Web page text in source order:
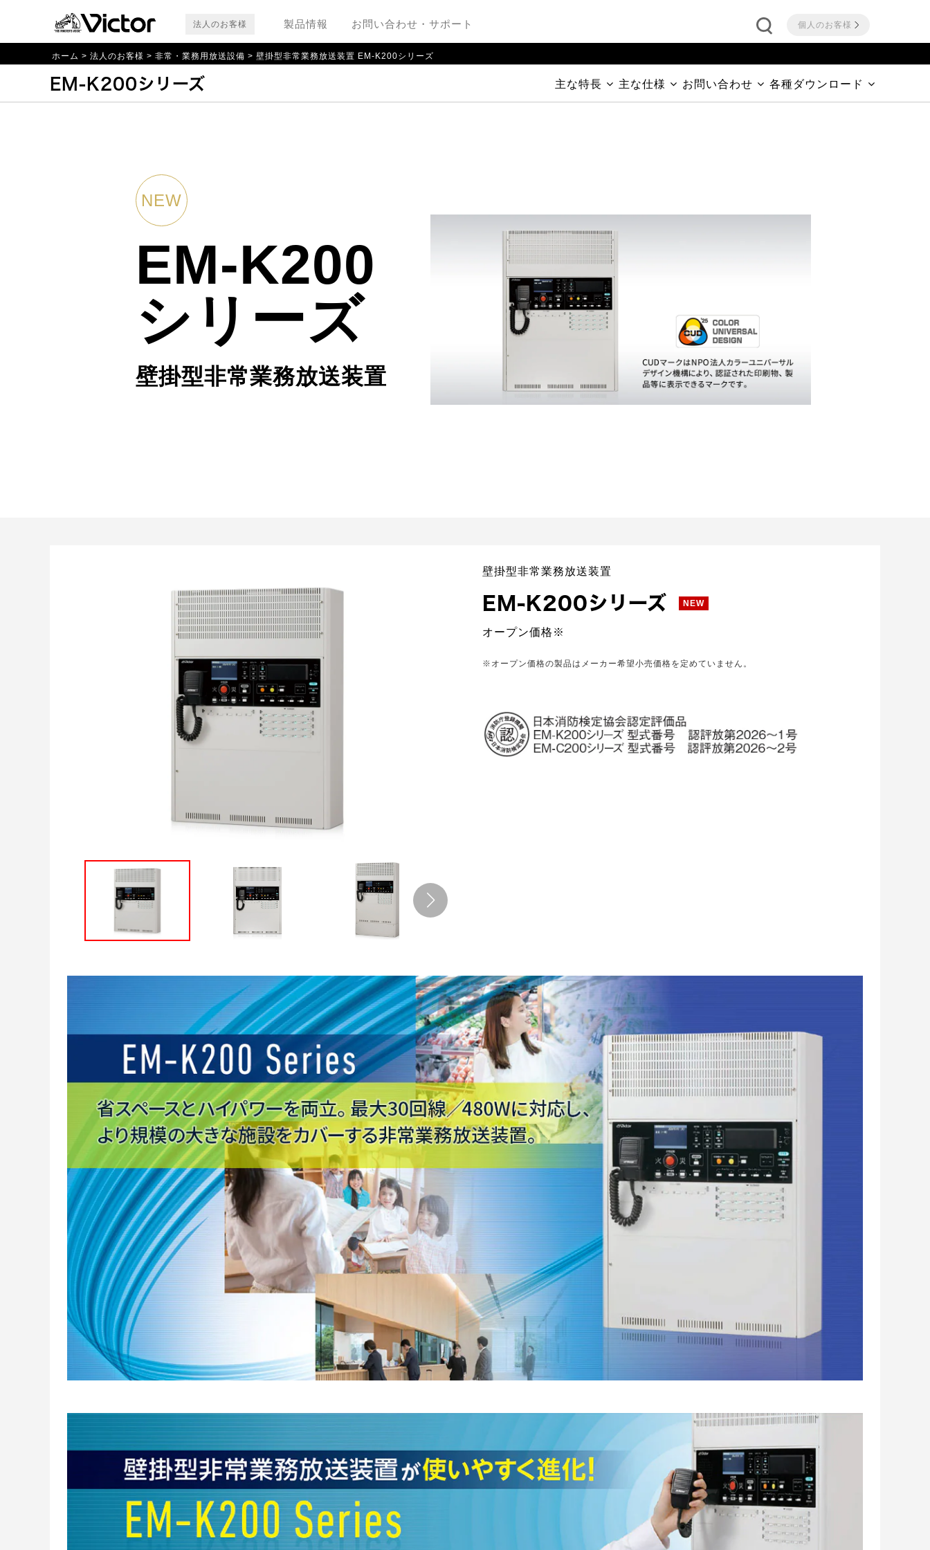
法人のお客様 製品情報 お問い合わせ・サポート 個人のお客様
ホーム 法人のお客様 非常・業務用放送設備 壁掛型非常業務放送装置 EM-K200シリーズ
EM-K200シリーズ 主な特長 主な仕様 お問い合わせ 各種ダウンロード
NEW
EM-K200
シリーズ
壁掛型非常業務放送装置
壁掛型非常業務放送装置
EM-K200シリーズ NEW
オープン価格※
※オープン価格の製品はメーカー希望小売価格を定めていません。